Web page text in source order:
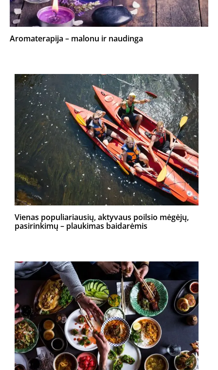
Aromaterapija – malonu ir naudinga
Vienas populiariausių, aktyvaus poilsio mėgėjų,
pasirinkimų – plaukimas baidarėmis